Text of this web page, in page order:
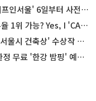
서울' 6일부터 사전 예약
1위 가능? Yes, I 'CAN'
건축상' 수상작 공개!
료 '한강 밤핑' 예약은?